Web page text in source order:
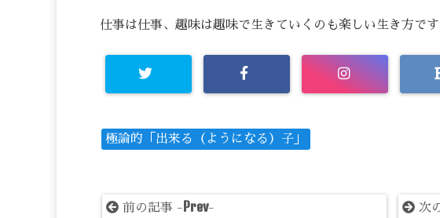
仕事は仕事、趣味は趣味で生きていくのも楽しい生き方です
極論的「出来る（ようになる）子」
前の記事 -Prev- 次